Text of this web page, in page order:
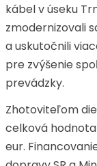
kábel v úseku
zmodernizovali
a uskutočnili
pre zvýšenie
prevádzky.
Zhotoviteľom
celková
eur.